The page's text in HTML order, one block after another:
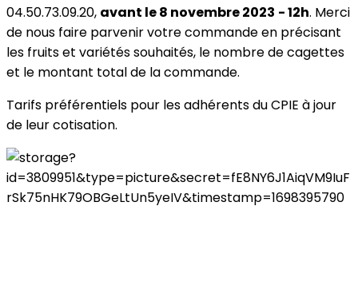
04.50.73.09.20, avant le 8 novembre 2023 - 12h. Merci
de nous faire parvenir votre commande en précisant
les fruits et variétés souhaités, le nombre de cagettes
et le montant total de la commande.
Tarifs préférentiels pour les adhérents du CPIE à jour
de leur cotisation.